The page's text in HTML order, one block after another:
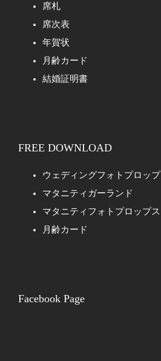
席札
席次表
年賀状
月齢カード
結婚証明書
FREE DOWNLOAD
ウェディングフォトプロップ
マタニティガーランド
マタニティフォトプロップス
月齢カード
Facebook Page